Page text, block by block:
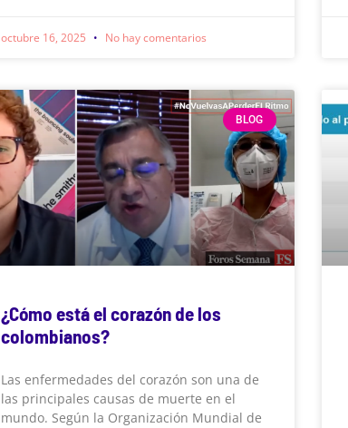
octubre 16, 2025 No hay comentarios
BLOG
¿Cómo está el corazón de los
colombianos?
Las enfermedades del corazón son una de
las principales causas de muerte en el
mundo. Según la Organización Mundial de